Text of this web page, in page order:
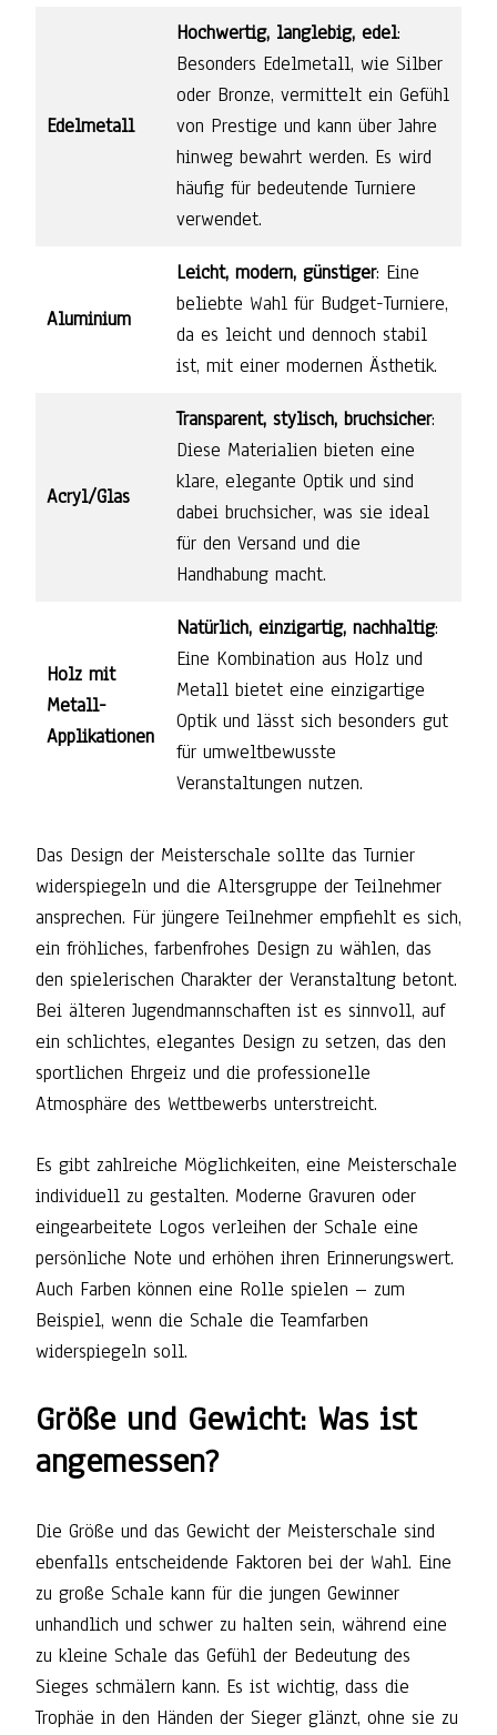
Edelmetall
Hochwertig, langlebig, edel:
Besonders Edelmetall, wie Silber
oder Bronze, vermittelt ein Gefühl
von Prestige und kann über Jahre
hinweg bewahrt werden. Es wird
häufig für bedeutende Turniere
verwendet.
Aluminium
Leicht, modern, günstiger: Eine
beliebte Wahl für Budget-Turniere,
da es leicht und dennoch stabil
ist, mit einer modernen Ästhetik.
Acryl/Glas
Transparent, stylisch, bruchsicher:
Diese Materialien bieten eine
klare, elegante Optik und sind
dabei bruchsicher, was sie ideal
für den Versand und die
Handhabung macht.
Holz mit
Metall-
Applikationen
Natürlich, einzigartig, nachhaltig:
Eine Kombination aus Holz und
Metall bietet eine einzigartige
Optik und lässt sich besonders gut
für umweltbewusste
Veranstaltungen nutzen.
Das Design der Meisterschale sollte das Turnier
widerspiegeln und die Altersgruppe der Teilnehmer
ansprechen. Für jüngere Teilnehmer empfiehlt es sich,
ein fröhliches, farbenfrohes Design zu wählen, das
den spielerischen Charakter der Veranstaltung betont.
Bei älteren Jugendmannschaften ist es sinnvoll, auf
ein schlichtes, elegantes Design zu setzen, das den
sportlichen Ehrgeiz und die professionelle
Atmosphäre des Wettbewerbs unterstreicht.
Es gibt zahlreiche Möglichkeiten, eine Meisterschale
individuell zu gestalten. Moderne Gravuren oder
eingearbeitete Logos verleihen der Schale eine
persönliche Note und erhöhen ihren Erinnerungswert.
Auch Farben können eine Rolle spielen – zum
Beispiel, wenn die Schale die Teamfarben
widerspiegeln soll.
Größe und Gewicht: Was ist
angemessen?
Die Größe und das Gewicht der Meisterschale sind
ebenfalls entscheidende Faktoren bei der Wahl. Eine
zu große Schale kann für die jungen Gewinner
unhandlich und schwer zu halten sein, während eine
zu kleine Schale das Gefühl der Bedeutung des
Sieges schmälern kann. Es ist wichtig, dass die
Trophäe in den Händen der Sieger glänzt, ohne sie zu